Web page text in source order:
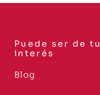
Puede ser de tu
interés
Blog